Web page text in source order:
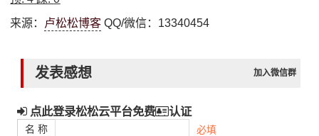
来源： 卢松松博客 QQ/微信：13340454
发表感想 加入微信群
点此登录松松云平台免费 认证
名 称 必填